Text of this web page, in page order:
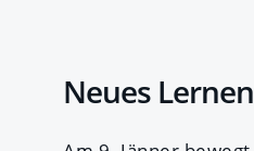
Neues Lernen